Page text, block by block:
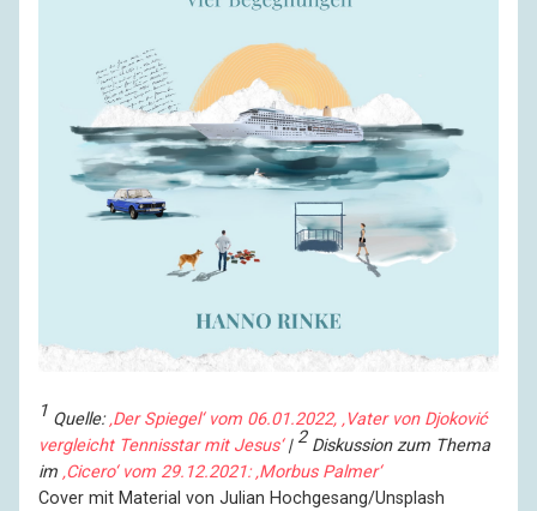
1 Quelle:‚Der Spiegel‘ vom 06.01.2022, ‚Vater von Djoković
vergleicht Tennisstar mit Jesus‘| 2 Diskussion zum Thema
im ‚Cicero‘ vom 29.12.2021: ‚Morbus Palmer‘
Cover mit Material von Julian Hochgesang/Unsplash